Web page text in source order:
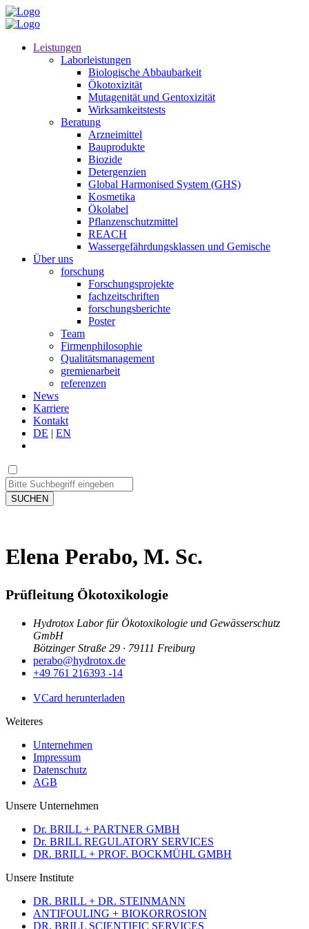
Leistungen
Laborleistungen
Biologische Abbaubarkeit
Ökotoxizität
Mutagenität und Gentoxizität
Wirksamkeitstests
Beratung
Arzneimittel
Bauprodukte
Biozide
Detergenzien
Global Harmonised System (GHS)
Kosmetika
Ökolabel
Pflanzenschutzmittel
REACH
Wassergefährdungsklassen und Gemische
Über uns
forschung
Forschungsprojekte
fachzeitschriften
forschungsberichte
Poster
Team
Firmenphilosophie
Qualitätsmanagement
gremienarbeit
referenzen
News
Karriere
Kontakt
DE | EN
SUCHEN
Elena Perabo, M. Sc.
Prüfleitung Ökotoxikologie
Hydrotox Labor für Ökotoxikologie und Gewässerschutz
GmbH
Bötzinger Straße 29 · 79111 Freiburg
perabo@hydrotox.de
+49 761 216393 -14
VCard herunterladen
Weiteres
Unternehmen
Impressum
Datenschutz
AGB
Unsere Unternehmen
Dr. BRILL + PARTNER GMBH
Dr. BRILL REGULATORY SERVICES
DR. BRILL + PROF. BOCKMÜHL GMBH
Unsere Institute
DR. BRILL + DR. STEINMANN
ANTIFOULING + BIOKORROSION
DR. BRILL SCIENTIFIC SERVICES